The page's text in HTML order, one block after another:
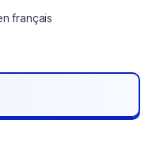
français